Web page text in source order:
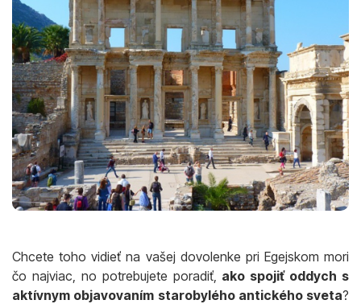
Chcete toho vidieť na vašej dovolenke pri Egejskom mori
čo najviac, no potrebujete poradiť, ako spojiť oddych s
aktívnym objavovaním starobylého antického sveta?